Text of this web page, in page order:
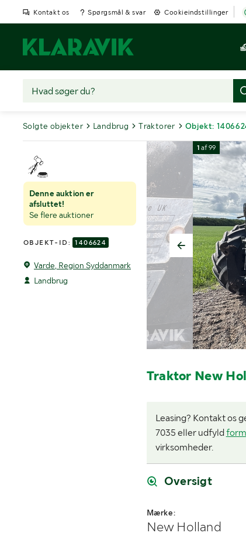
Kontakt os Spørgsmål & svar Cookieindstillinger
Solgte objekter Landbrug Traktorer Objekt:
Denne auktion er
afsluttet!
Se flere auktioner
OBJEKT-ID: 1406624
Varde, Region Syddanmark
Landbrug
1 af99
Traktor New
Leasing? Kontakt os
7035 eller udfyld
virksomheder.
Oversigt
Mærke:
New Holland